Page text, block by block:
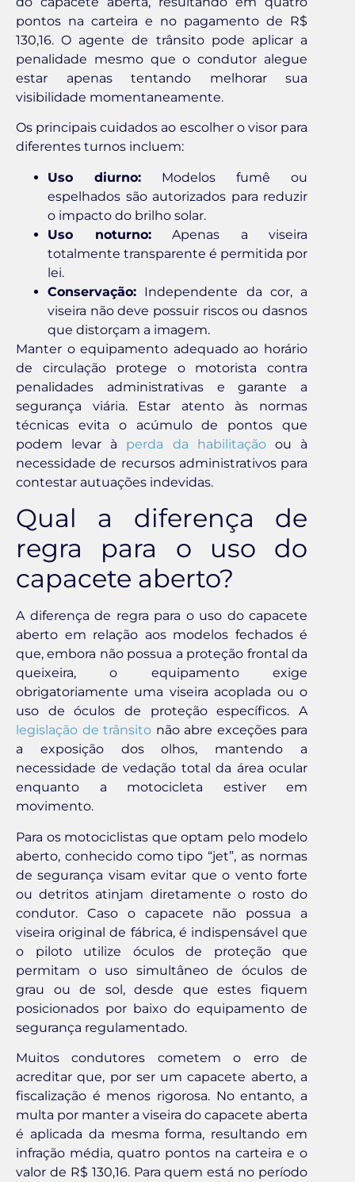
pontos na carteira e no pagamento de R$
130,16. O agente de trânsito pode aplicar a
penalidade mesmo que o condutor alegue
estar apenas tentando melhorar sua
visibilidade momentaneamente.
Os principais cuidados ao escolher o visor para
diferentes turnos incluem:
Uso diurno: Modelos fumê ou
espelhados são autorizados para reduzir
o impacto do brilho solar.
Uso noturno:Apenas a viseira
totalmente transparente é permitida por
lei.
Conservação: Independente da cor, a
viseira não deve possuir riscos ou dasnos
que distorçam a imagem.
Manter o equipamento adequado ao horário
de circulação protege o motorista contra
penalidades administrativas e garante a
segurança viária. Estar atento às normas
técnicas evita o acúmulo de pontos que
podem levar à perda da habilitaçãoou à
necessidade de recursos administrativos para
contestar autuações indevidas.
Qual a diferença de
regra para o uso do
capacete aberto?
A diferença de regra para o uso do capacete
aberto em relação aos modelos fechados é
que, embora não possua a proteção frontal da
queixeira, o equipamento exige
obrigatoriamente uma viseira acoplada ou o
uso de óculos de proteção específicos. A
legislação de trânsito não abre exceções para
a exposição dos olhos, mantendo a
necessidade de vedação total da área ocular
enquanto a motocicleta estiver em
movimento.
Para os motociclistas que optam pelo modelo
aberto, conhecido como tipo “jet”, as normas
de segurança visam evitar que o vento forte
ou detritos atinjam diretamente o rosto do
condutor. Caso o capacete não possua a
viseira original de fábrica, é indispensável que
o piloto utilize óculos de proteção que
permitam o uso simultâneo de óculos de
grau ou de sol, desde que estes fiquem
posicionados por baixo do equipamento de
segurança regulamentado.
Muitos condutores cometem o erro de
acreditar que, por ser um capacete aberto, a
fiscalização é menos rigorosa. No entanto, a
multa por manter a viseira do capacete aberta
é aplicada da mesma forma, resultando em
infração média, quatro pontos na carteira e o
valor de R$ 130,16. Para quem está no período